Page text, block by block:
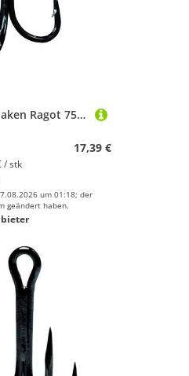
Ragot Drillingshaken Ragot 7560 BN - Drillingshaken
17,39 €
/ stk
um 01:18; der
geändert haben.